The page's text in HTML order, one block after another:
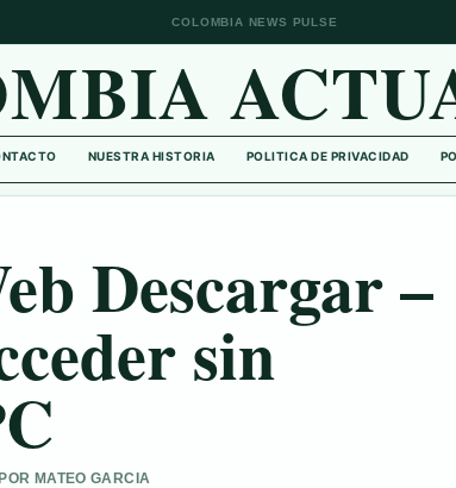
COLOMBIA NEWS PULSE
NUESTRA HISTORIA POLITICA DE PRIVACIDAD
Descargar –
sin
MATEO GARCIA